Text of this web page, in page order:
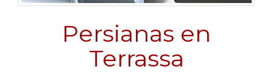
Persianas en
Terrassa